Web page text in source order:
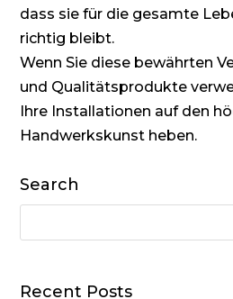
dass sie für die gesamte
richtig bleibt.
Wenn Sie diese bewährten
und Qualitätsprodukte
Ihre Installationen auf den
Handwerkskunst heben.
Search
Recent Posts